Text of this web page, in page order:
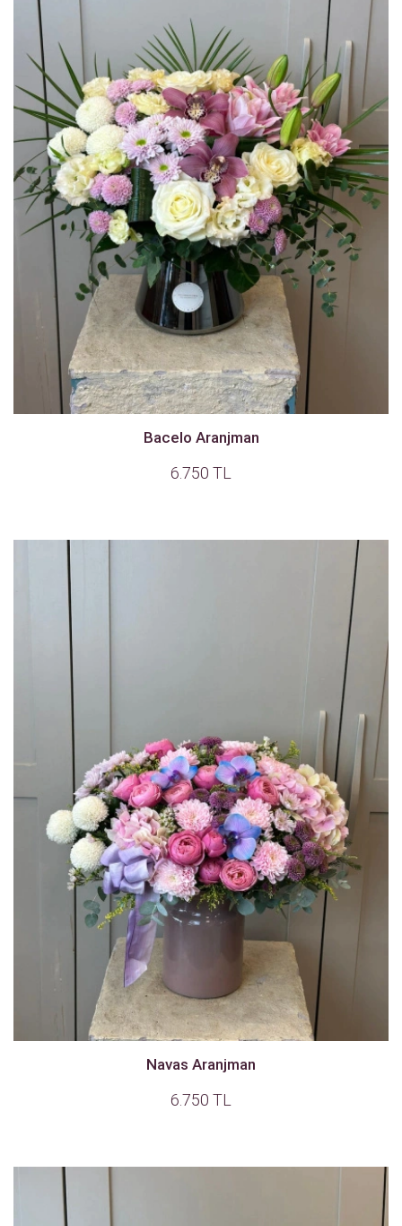
Bacelo Aranjman
6.750 TL
Navas Aranjman
6.750 TL